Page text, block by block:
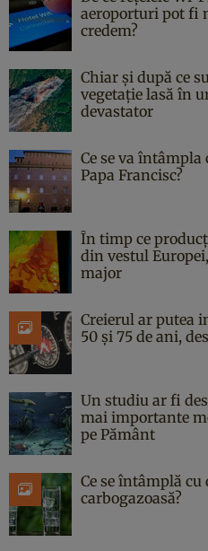
aeroporturi pot fi
credem?
Chiar și după ce
vegetație lasă în
devastator
Ce se va
Papa Francisc?
În timp ce
din vestul
major
Creierul ar putea
50 și 75 de ani,
Un studiu ar fi
mai importante
pe Pământ
Ce se întâmplă
carbogazoasă?